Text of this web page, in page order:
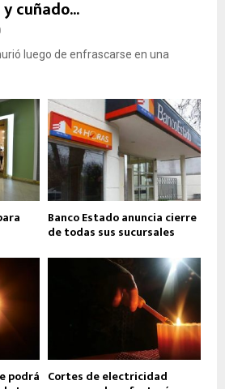
cuñado...
luego de enfrascarse en una
Banco Estado anuncia cierre
de todas sus sucursales
podrá Cortes de electricidad